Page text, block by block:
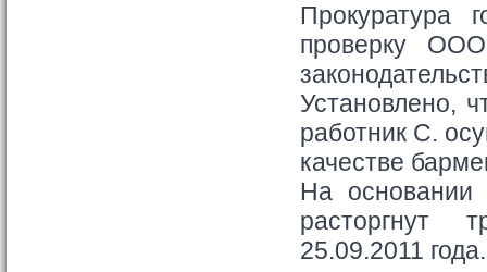
Прокуратура
проверку
Установлено,
работник С.
качестве
На
расторгнут
25.09.2011 года.